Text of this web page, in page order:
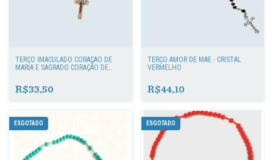
TERÇO IMACULADO CORAÇÃO DE
MARIA E SAGRADO CORAÇÃO DE
R$33,50
TERÇO AMOR DE MÃE - CRISTAL
VERMELHO
R$44,10
ESGOTADO ESGOTADO